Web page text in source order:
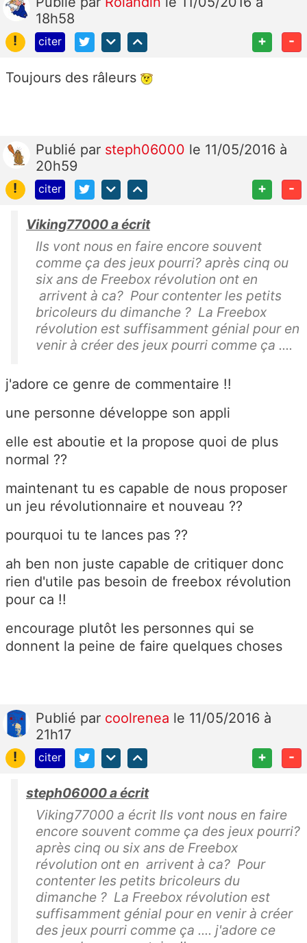
18h58
!
citer + -
Toujours des râleurs
Publié par steph06000 le 11/05/2016 à
20h59
!
citer + -
Viking77000 a écrit
Ils vont nous en faire encore souvent
comme ça des jeux pourri? après cinq ou
six ans de Freebox révolution ont en
arrivent à ca? Pour contenter les petits
bricoleurs du dimanche ? La Freebox
révolution est suffisamment génial pour en
venir à créer des jeux pourri comme ça ....
j'adore ce genre de commentaire !!
une personne développe son appli
elle est aboutie et la propose quoi de plus
normal ??
maintenant tu es capable de nous proposer
un jeu révolutionnaire et nouveau ??
pourquoi tu te lances pas ??
ah ben non juste capable de critiquer donc
rien d'utile pas besoin de freebox révolution
pour ca !!
encourage plutôt les personnes qui se
donnent la peine de faire quelques choses
Publié par coolrenea le 11/05/2016 à
21h17
!
citer + -
steph06000 a écrit
Viking77000 a écrit Ils vont nous en faire
encore souvent comme ça des jeux pourri?
après cinq ou six ans de Freebox
révolution ont en arrivent à ca? Pour
contenter les petits bricoleurs du
dimanche ? La Freebox révolution est
suffisamment génial pour en venir à créer
des jeux pourri comme ça .... j'adore ce